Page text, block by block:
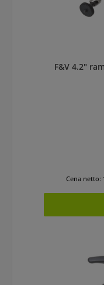
F&V 4.2"
Cena netto: